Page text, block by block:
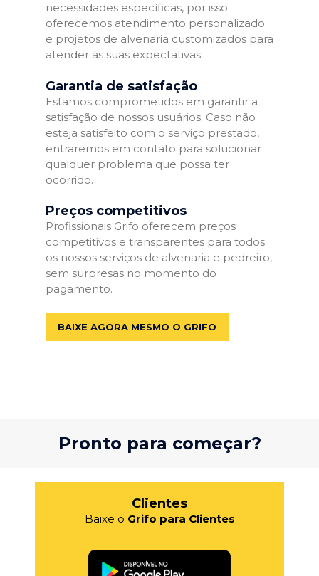
necessidades específicas, por isso
oferecemos atendimento personalizado
e projetos de alvenaria customizados para
atender às suas expectativas.
Garantia de satisfação
Estamos comprometidos em garantir a
satisfação de nossos usuários. Caso não
esteja satisfeito com o serviço prestado,
entraremos em contato para solucionar
qualquer problema que possa ter
ocorrido.
Preços competitivos
Profissionais Grifo oferecem preços
competitivos e transparentes para todos
os nossos serviços de alvenaria e pedreiro,
sem surpresas no momento do
pagamento.
BAIXE AGORA MESMO O GRIFO
Pronto para começar?
Clientes
Baixe o Grifo para Clientes